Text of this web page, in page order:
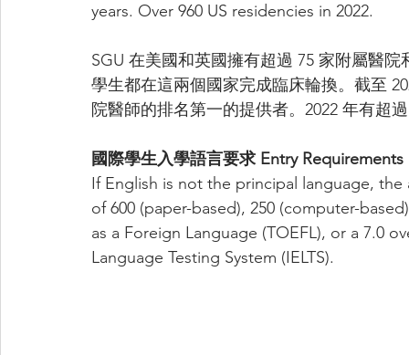
years. Over 960 US residencies in 2022.
SGU 在美國和英國擁有超過 75 家附屬醫
學生都在這兩個國家完成臨床輪換。截至
院醫師的排名第一的提供者。2022 年有超
國際學生入學語言要求 Entry Requirements
If English is not the principal language,
of 600 (paper-based), 250 (computer-
as a Foreign Language (TOEFL), or a 7.0
Language Testing System (IELTS).